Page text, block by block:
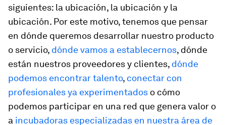
siguientes: la ubicación, la ubicación y la
ubicación. Por este motivo, tenemos que pensar
en dónde queremos desarrollar nuestro producto
o servicio, dónde vamos a establecernos, dónde
están nuestros proveedores y clientes, dónde
podemos encontrar talento, conectar con
profesionales ya experimentados o cómo
podemos participar en una red que genera valor o
a incubadoras especializadas en nuestra área de